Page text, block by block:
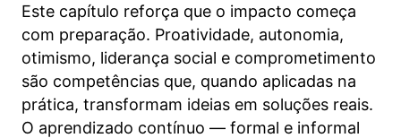
Este capítulo reforça que o impacto começa
com preparação. Proatividade, autonomia,
otimismo, liderança social e comprometimento
são competências que, quando aplicadas na
prática, transformam ideias em soluções reais.
O aprendizado contínuo — formal e informal